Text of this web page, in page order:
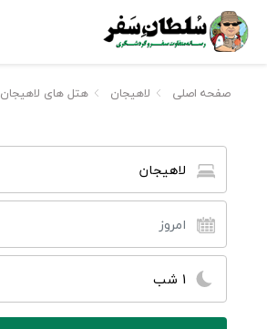
صفحه اصلی لاهیجان هتل های لاهیجان
لاهیجان
1 شب